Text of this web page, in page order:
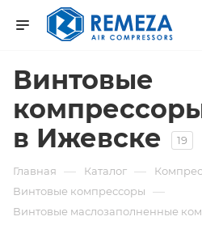
Винтовые
в Ижевске
19
Главная — Каталог —
Винтовые компрессоры —
Винтовые маслозаполненные